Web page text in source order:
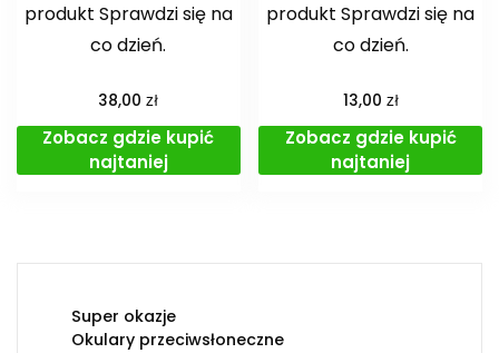
produkt Sprawdzi się na
co dzień.
38,00zł
Zobacz gdzie kupić
najtaniej
produkt Sprawdzi się na
co dzień.
13,00 zł
Zobacz gdzie kupić
najtaniej
Super okazje
Okulary przeciwsłoneczne